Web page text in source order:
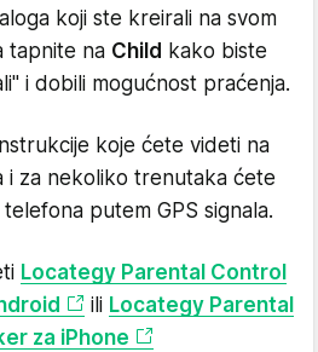
koji ste kreirali na svom
tapnite na Child kako biste
i dobili mogućnost praćenja.
koje ćete videti na
i za nekoliko trenutaka ćete
putem GPS signala.
Locategy Parental Control
ili Locategy Parental
za iPhone